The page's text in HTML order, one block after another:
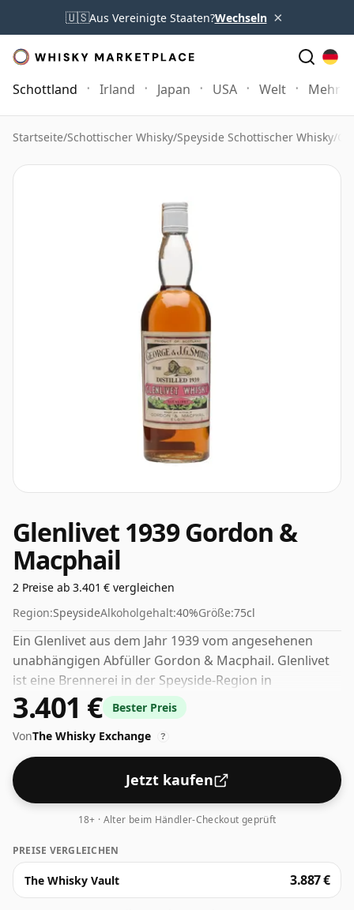
🇺🇸Aus Vereinigte Staaten?Wechseln ×
Schottland Irland Japan USA Welt Mehr
Startseite/Schottischer Whisky/Speyside Schottischer Whisky/
Glenlivet 1939 Gordon &
Macphail
2 Preise ab 3.401 € vergleichen
Region:SpeysideAlkoholgehalt:40%Größe:75cl
Ein Glenlivet aus dem Jahr 1939 vom angesehenen
unabhängigen Abfüller Gordon & Macphail. Glenlivet
ist eine Brennerei in der Speyside-Region in
Schottland. Die Abfüllstärke dieses Whiskys liegt bei 40
%, was am unteren Ende der Whisky-Skala liegt.
Obwohl heutzutage viele Verbraucher darauf
drängen, dass die Hersteller den Alkoholgehalt eher
auf 43 % oder 46 % beschränken, gibt es immer noch
einige feine Whiskys mit geringerem Alkoholgehalt.
3.401 €
Bester Preis
VonThe Whisky Exchange ?
Jetzt kaufen
18+ · Alter beim Händler-Checkout geprüft
PREISE VERGLEICHEN
The Whisky Vault 3.887 €